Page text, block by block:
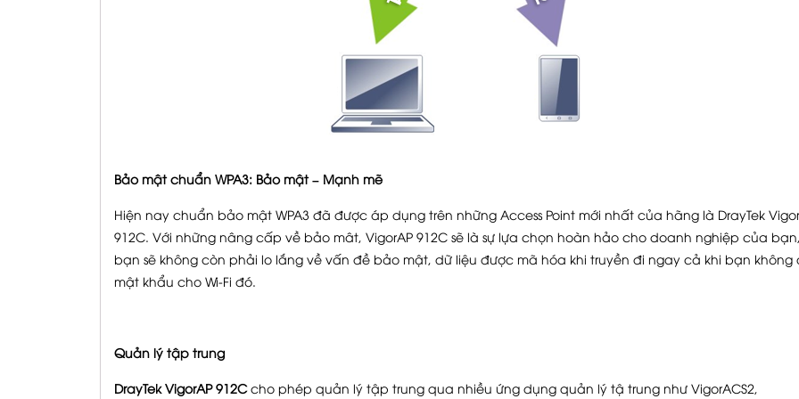
Bảo mật chuẩn WPA3: Bảo mật – Mạnh mẽ
Hiện nay chuẩn bảo mật WPA3 đã được áp dụng trên những Access Point mới nhất của hãng là DrayTek
912C. Với những nâng cấp về bảo mât, VigorAP 912C sẽ là sự lựa chọn hoàn hảo cho doanh nghiệp của bạn,
bạn sẽ không còn phải lo lắng về vấn đề bảo mật, dữ liệu được mã hóa khi truyền đi ngay cả khi bạn không
mật khẩu cho Wi-Fi đó.
Quản lý tập trung
DrayTek VigorAP 912Ccho phép quản lý tập trung qua nhiều ứng dụng quản lý tậ trung như VigorACS2,